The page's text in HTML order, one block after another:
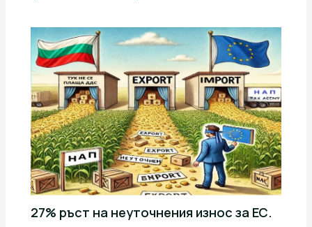
27% ръст на неуточнения износ за ЕС.